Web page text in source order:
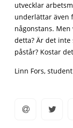
utvecklar
underlättar även
någonstans.
detta? Är det inte
påstår? Kostar
Linn Fors,